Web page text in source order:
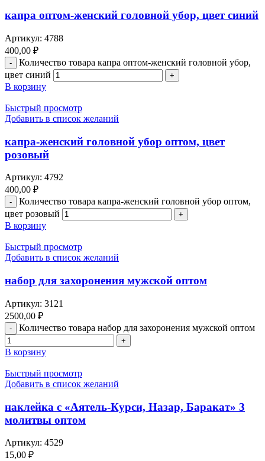
капра оптом-женский головной убор, цвет синий
Артикул: 4788
400,00 ₽
Количество товара капра оптом-женский головной убор,
цвет синий
В корзину
Быстрый просмотр
Добавить в список желаний
капра-женский головной убор оптом, цвет
розовый
Артикул: 4792
400,00 ₽
Количество товара капра-женский головной убор оптом,
цвет розовый
В корзину
Быстрый просмотр
Добавить в список желаний
набор для захоронения мужской оптом
Артикул: 3121
2500,00 ₽
Количество товара набор для захоронения мужской оптом
В корзину
Быстрый просмотр
Добавить в список желаний
наклейка с «Аятель-Курси, Назар, Баракат» 3
молитвы оптом
Артикул: 4529
15,00 ₽